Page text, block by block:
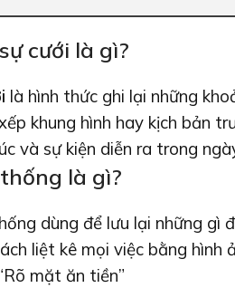
cưới là gì?
là hình thức ghi lại những
khung hình hay kịch bản
và sự kiện diễn ra trong
là gì?
dùng để lưu lại những
liệt kê mọi việc bằng hình
mặt ăn tiền”